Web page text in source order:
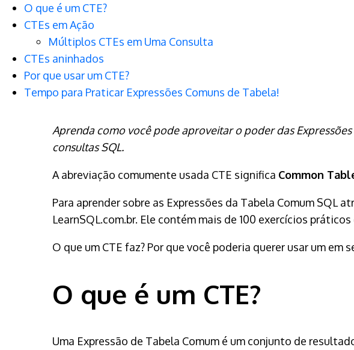
O que é um CTE?
CTEs em Ação
Múltiplos CTEs em Uma Consulta
CTEs aninhados
Por que usar um CTE?
Tempo para Praticar Expressões Comuns de Tabela!
Aprenda como você pode aproveitar o poder das
consultas SQL.
A abreviação comumente usada CTE significa Common
Para aprender sobre as Expressões da Tabela Comum SQL
LearnSQL.com.br. Ele contém mais de 100 exercícios
O que um CTE faz? Por que você poderia querer usar um em
O que é um CTE?
Uma Expressão de Tabela Comum é um conjunto de